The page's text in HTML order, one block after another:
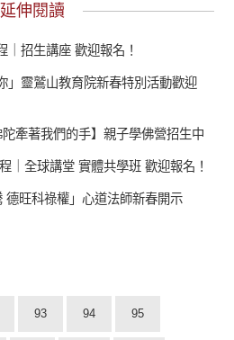
延伸閱讀
｜招生講座 歡迎報名！
」靈鷲山教育院新春特別活動歡迎
牽著我們的手】親子學佛營招生中
｜全球講堂 實體共學班 歡迎報名！
德旺科祿權」心道法師新春開示
93 94 95